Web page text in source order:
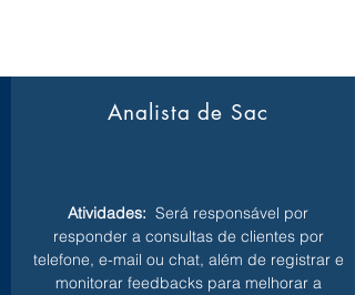
Analista de Sac
Atividades: Será responsável por
responder a consultas de clientes por
telefone, e-mail ou chat, além de registrar e
monitorar feedbacks para melhorar a